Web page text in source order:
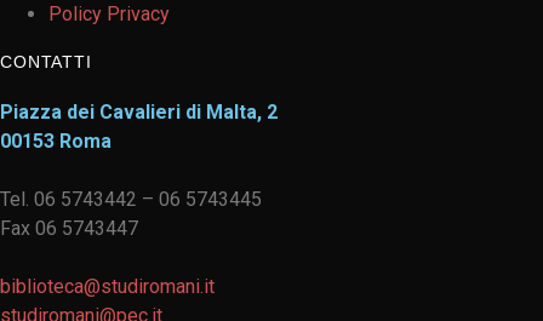
Policy Privacy
CONTATTI
Piazza dei Cavalieri di Malta, 2
00153 Roma
Tel. 06 5743442 – 06 5743445
Fax 06 5743447
biblioteca@studiromani.it
studiromani@pec.it